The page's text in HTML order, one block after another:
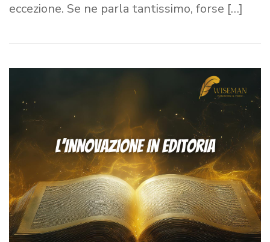
eccezione. Se ne parla tantissimo, forse […]